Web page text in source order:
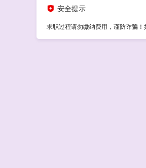
安全提示
求职过程请勿缴纳费用，谨防诈骗